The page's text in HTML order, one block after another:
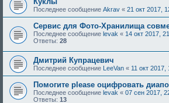
Последнее сообщение Akrav « 21 окт 2017,
Сервис для Фото-Хранилища
Последнее сообщение levak « 14 окт 2017,
Ответы: 28
Дмитрий Купрацевич
Последнее сообщение LeeVan « 11 окт 2017,
Помогите please оцифровать
Последнее сообщение levak « 07 сен 2017,
Ответы: 13